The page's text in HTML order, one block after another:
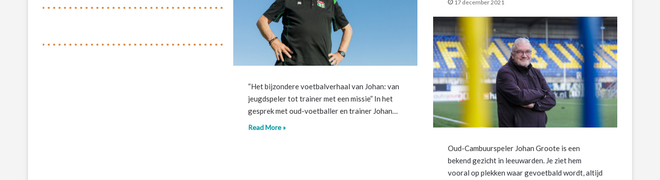
“Het bijzondere voetbalverhaal van Johan: van
jeugdspeler tot trainer met een missie” In het
gesprek met oud-voetballer en trainer Johan…
Read More »
17 december 2021
Oud-Cambuurspeler Johan Groote is een
bekend gezicht in leeuwarden. Je ziet hem
vooral op plekken waar gevoetbald wordt, altijd